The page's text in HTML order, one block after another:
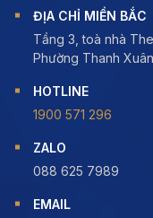
ĐỊA CHỈ MIỀN BẮC
Tầng 3, toà nhà
Phường Thanh
HOTLINE
1900 571 296
ZALO
088 625 7989
EMAIL